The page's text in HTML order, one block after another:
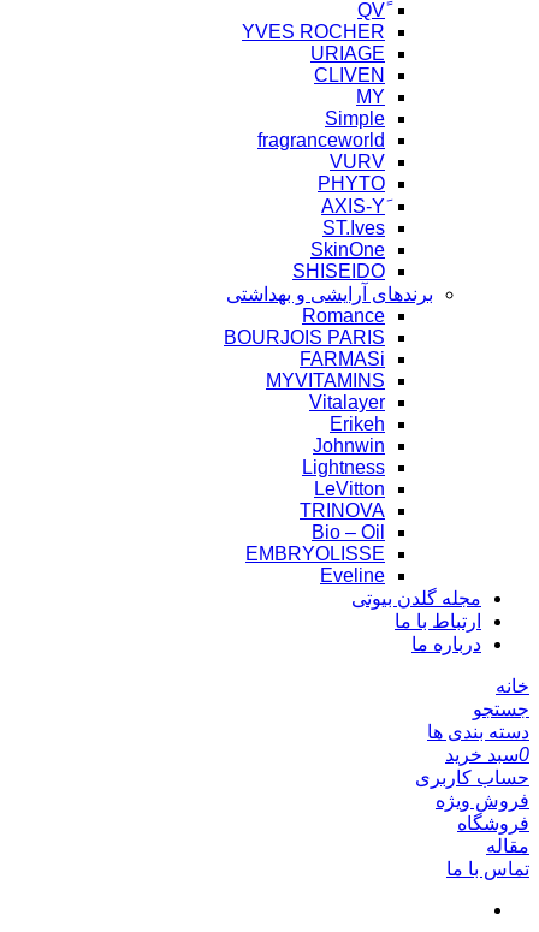
YVES ROCHER
URIAGE
CLIVEN
MY
Simple
fragranceworld
VURV
PHYTO
ST.Ives
SkinOne
SHISEIDO
برندهای آرایشی و بهداشتی
Romance
BOURJOIS PARIS
FARMASi
MYVITAMINS
Vitalayer
Erikeh
Johnwin
Lightness
LeVitton
TRINOVA
Bio – Oil
EMBRYOLISSE
Eveline
مجله گلدن بیوتی
ارتباط با ما
درباره ما
خانه
جستجو
دسته بندی ها
0سبد خرید
حساب کاربری
فروش ویژه
فروشگاه
مقاله
تماس با ما